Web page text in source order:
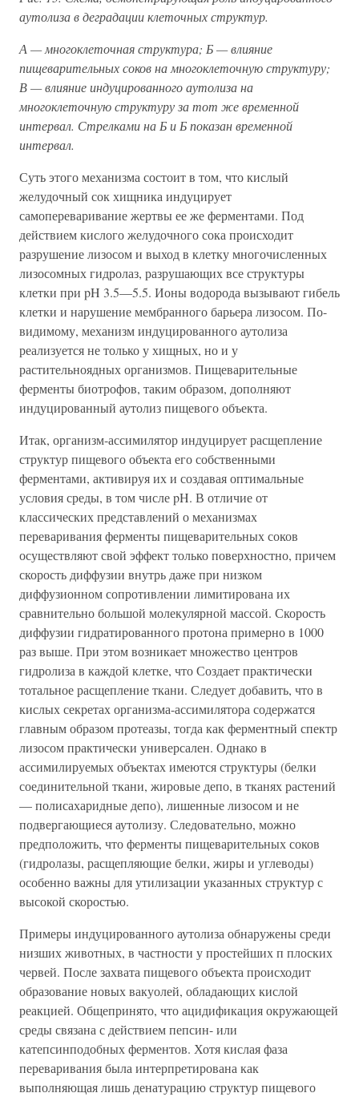
аутолиза в деградации клеточных структур.
А — многоклеточная структура; Б — влияние
пищеварительных соков на многоклеточную структуру;
В — влияние индуцированного аутолиза на
многоклеточную структуру за тот же временной
интервал. Стрелками на Б и Б показан временной
интервал.
Суть этого механизма состоит в том, что кислый
желудочный сок хищника индуцирует
самопереваривание жертвы ее же ферментами. Под
действием кислого желудочного сока происходит
разрушение лизосом и выход в клетку многочисленных
лизосомных гидролаз, разрушающих все структуры
клетки при pH 3.5—5.5. Ионы водорода вызывают гибель
клетки и нарушение мембранного барьера лизосом. По-
видимому, механизм индуцированного аутолиза
реализуется не только у хищных, но и у
растительноядных организмов. Пищеварительные
ферменты биотрофов, таким образом, дополняют
индуцированный аутолиз пищевого объекта.
Итак, организм-ассимилятор индуцирует расщепление
структур пищевого объекта его собственными
ферментами, активируя их и создавая оптимальные
условия среды, в том числе pH. В отличие от
классических представлений о механизмах
переваривания ферменты пищеварительных соков
осуществляют свой эффект только поверхностно, причем
скорость диффузии внутрь даже при низком
диффузионном сопротивлении лимитирована их
сравнительно большой молекулярной массой. Скорость
диффузии гидратированного протона примерно в 1000
раз выше. При этом возникает множество центров
гидролиза в каждой клетке, что Создает практически
тотальное расщепление ткани. Следует добавить, что в
кислых секретах организма-ассимилятора содержатся
главным образом протеазы, тогда как ферментный спектр
лизосом практически универсален. Однако в
ассимилируемых объектах имеются структуры (белки
соединительной ткани, жировые депо, в тканях растений
— полисахаридные депо), лишенные лизосом и не
подвергающиеся аутолизу. Следовательно, можно
предположить, что ферменты пищеварительных соков
(гидролазы, расщепляющие белки, жиры и углеводы)
особенно важны для утилизации указанных структур с
высокой скоростью.
Примеры индуцированного аутолиза обнаружены среди
низших животных, в частности у простейших п плоских
червей. После захвата пищевого объекта происходит
образование новых вакуолей, обладающих кислой
реакцией. Общепринято, что ацидификация окружающей
среды связана с действием пепсин- или
катепсинподобных ферментов. Хотя кислая фаза
переваривания была интерпретирована как
выполняющая лишь денатурацию структур пищевого